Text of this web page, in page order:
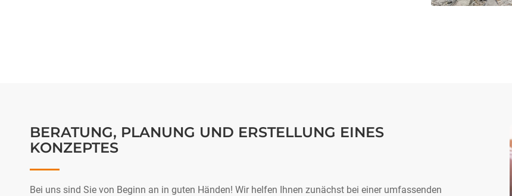
BERATUNG, PLANUNG UND ERSTELLUNG EINES
KONZEPTES
Bei uns sind Sie von Beginn an in guten Händen! Wir helfen Ihnen zunächst bei einer umfassenden